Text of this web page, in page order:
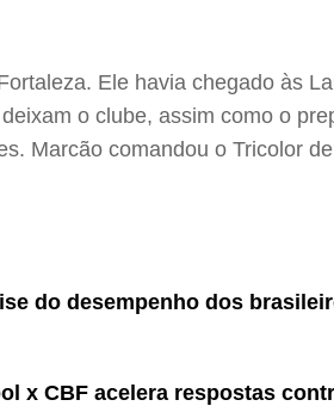
Ele havia chegado às
o clube, assim como o
Marcão comandou o Tricolor
do desempenho dos
x CBF acelera respostas